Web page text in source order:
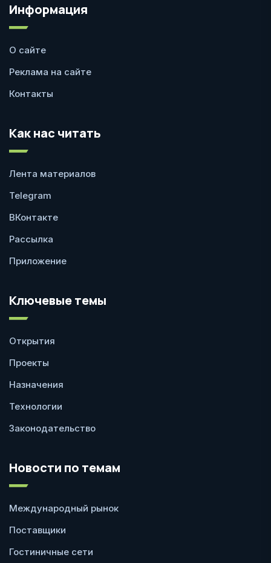
Информация
О сайте
Реклама на сайте
Контакты
Как нас читать
Лента материалов
Telegram
ВКонтакте
Рассылка
Приложение
Ключевые темы
Открытия
Проекты
Назначения
Технологии
Законодательство
Новости по темам
Международный рынок
Поставщики
Гостиничные сети